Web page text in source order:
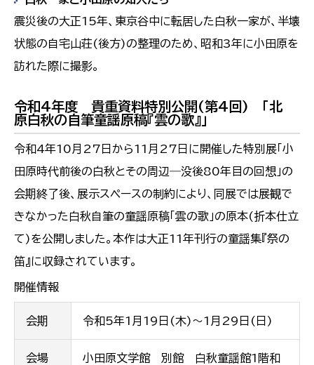
震災後の大正15年、東京谷中に転居した白秋一家が、半壊
状態の自宅山荘(後方)の整理のため、昭和3年に小田原を
訪れた際に撮影。
令和4年度 貴重資料特別公開(第4回) 「北
原白秋の自筆童謡原稿『雲の歌』」
令和4年10月27日から11月27日に開催した特別展「小
田原時代前後の白秋とその周辺―没後80年目の回想」の
会期終了後、展示スペースの制約により、同展では展観で
きなかった白秋自筆の童謡原稿「雲の歌」の原本(折本仕立
て)を公開しました。本作は大正11年刊行の童謡集『祭の
笛』に収録されています。
開催情報
会期 令和5年1月19日(木)～1月29日(日)
会場
小田原文学館 別館 白秋童謡館1階和